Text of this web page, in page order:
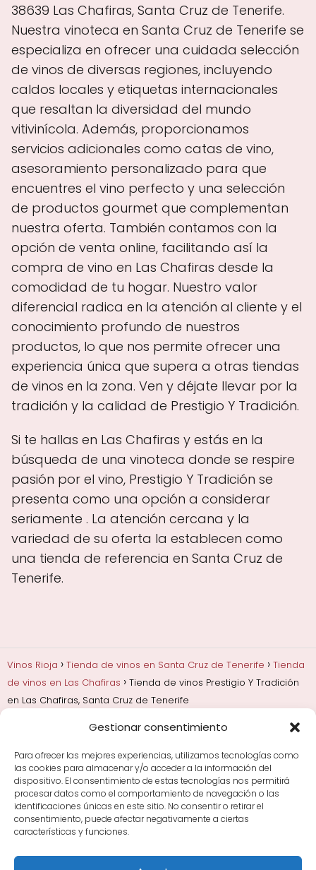
Gestionar consentimiento
Para ofrecer las mejores experiencias, utilizamos tecnologías como
las cookies para almacenar y/o acceder a la información del
dispositivo. El consentimiento de estas tecnologías nos permitirá
procesar datos como el comportamiento de navegación o las
identificaciones únicas en este sitio. No consentir o retirar el
consentimiento, puede afectar negativamente a ciertas
características y funciones.
38639 Las Chafiras, Santa Cruz de Tenerife.
Nuestra vinoteca en Santa Cruz de Tenerife se
especializa en ofrecer una cuidada selección
de vinos de diversas regiones, incluyendo
caldos locales y etiquetas internacionales
que resaltan la diversidad del mundo
vitivinícola. Además, proporcionamos
servicios adicionales como catas de vino,
asesoramiento personalizado para que
encuentres el vino perfecto y una selección
de productos gourmet que complementan
nuestra oferta. También contamos con la
opción de venta online, facilitando así la
compra de vino en Las Chafiras desde la
comodidad de tu hogar. Nuestro valor
diferencial radica en la atención al cliente y el
conocimiento profundo de nuestros
productos, lo que nos permite ofrecer una
experiencia única que supera a otras tiendas
de vinos en la zona. Ven y déjate llevar por la
tradición y la calidad de Prestigio Y Tradición.
Si te hallas en Las Chafiras y estás en la
búsqueda de una vinoteca donde se respire
pasión por el vino, Prestigio Y Tradición se
presenta como una opción a considerar
seriamente . La atención cercana y la
variedad de su oferta la establecen como
una tienda de referencia en Santa Cruz de
Tenerife.
Vinos Rioja Tienda de vinos en Santa Cruz de Tenerife
Tienda
de vinos en Las Chafiras
Tienda de vinos Prestigio Y Tradición
en Las Chafiras, Santa Cruz de Tenerife
Añadas, crianza y guarda
Bodegas y marcas de
Comprar vino
Rioja y guías de regalo
Cultura del vino y
curiosidades
Enoturismo en Rioja
Maridajes y vino en la mesa
Tiendas de vino por
ciudades
Tipos de Rioja y clasificación
bodegas por área